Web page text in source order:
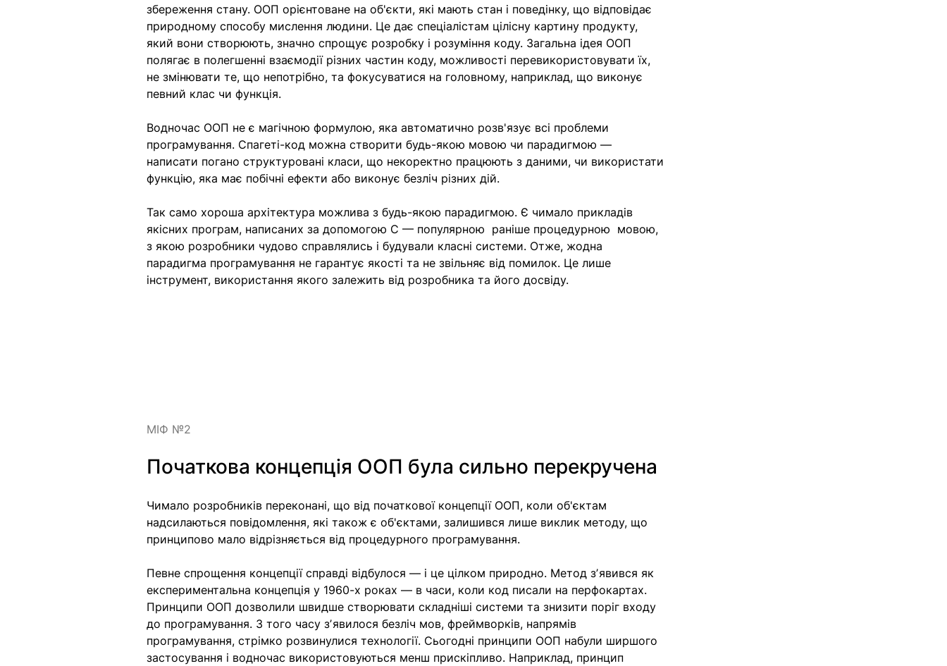
збереження стану. ООП орієнтоване на об'єкти, які мають стан і поведінку, що відповідає
природному способу мислення людини. Це дає спеціалістам цілісну картину продукту,
який вони створюють, значно спрощує розробку і розуміння коду. Загальна ідея ООП
полягає в полегшенні взаємодії різних частин коду, можливості перевикористовувати їх,
не змінювати те, що непотрібно, та фокусуватися на головному, наприклад, що виконує
певний клас чи функція.
Водночас ООП не є магічною формулою, яка автоматично розв'язує всі проблеми
програмування. Спагеті-код можна створити будь-якою мовою чи парадигмою —
написати погано структуровані класи, що некоректно працюють з даними, чи використати
функцію, яка має побічні ефекти або виконує безліч різних дій.
Так само хороша архітектура можлива з будь-якою парадигмою. Є чимало прикладів
якісних програм, написаних за допомогою С — популярною  раніше процедурною  мовою,
з якою розробники чудово справлялись і будували класні системи. Отже, жодна
парадигма програмування не гарантує якості та не звільняє від помилок. Це лише
інструмент, використання якого залежить від розробника та його досвіду.
МІФ №2
Початкова концепція ООП була сильно перекручена
Чимало розробників переконані, що від початкової концепції ООП, коли об'єктам
надсилаються повідомлення, які також є об'єктами, залишився лише виклик методу, що
принципово мало відрізняється від процедурного програмування.
Певне спрощення концепції справді відбулося — і це цілком природно. Метод зʼявився як
експериментальна концепція у 1960-х роках — в часи, коли код писали на перфокартах.
Принципи ООП дозволили швидше створювати складніші системи та знизити поріг входу
до програмування. З того часу зʼявилося безліч мов, фреймворків, напрямів
програмування, стрімко розвинулися технології. Сьогодні принципи ООП набули ширшого
застосування і водночас використовуються менш прискіпливо. Наприклад, принцип